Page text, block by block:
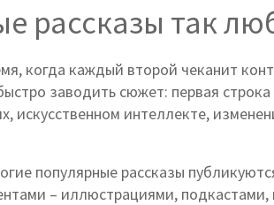
рассказы так
когда каждый второй чеканит
заводить сюжет: первая
искусственном интеллекте,
популярные рассказы
– иллюстрациями,